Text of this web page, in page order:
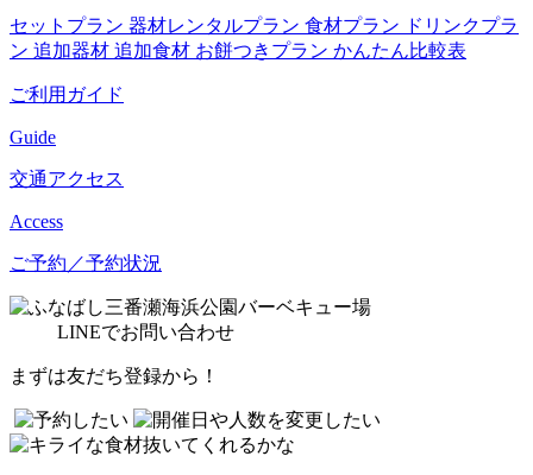
セットプラン 器材レンタルプラン 食材プラン ドリンクプラ
ン 追加器材 追加食材 お餅つきプラン かんたん比較表
ご利用ガイド
Guide
交通アクセス
Access
ご予約／予約状況
LINEでお問い合わせ
まずは友だち登録から！